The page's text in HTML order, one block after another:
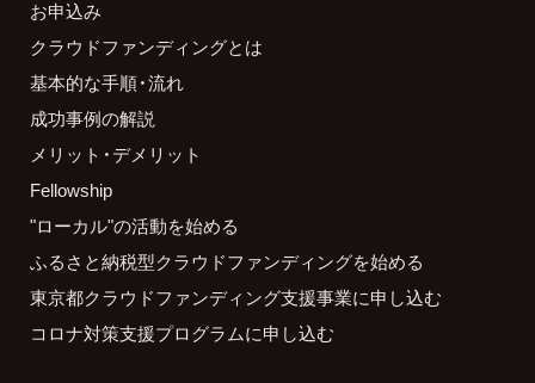
お申込み
クラウドファンディングとは
基本的な手順・流れ
成功事例の解説
メリット・デメリット
Fellowship
"ローカル"の活動を始める
ふるさと納税型クラウドファンディングを始める
東京都クラウドファンディング支援事業に申し込む
コロナ対策支援プログラムに申し込む